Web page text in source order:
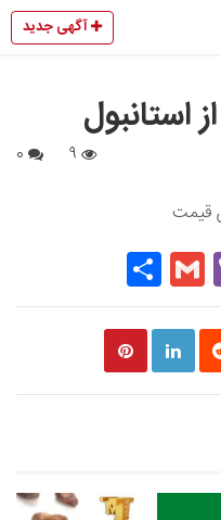
آگهی جدید
استانبول
قیمت
Viber
Gmail